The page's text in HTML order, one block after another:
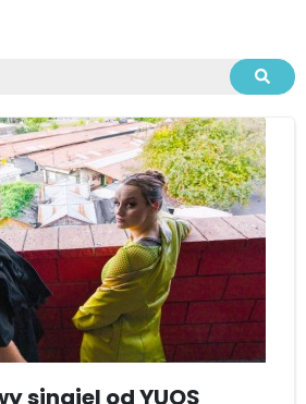
singiel od YUOS